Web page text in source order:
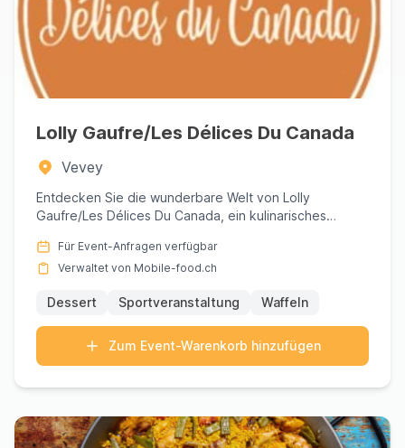
Lolly Gaufre/Les Délices Du Canada
Vevey
Entdecken Sie die wunderbare Welt von Lolly
Gaufre/Les Délices Du Canada, ein kulinarisches
Für Event-Anfragen verfügbar
Verwaltet von Mobile-food.ch
Dessert Sportveranstaltung Waffeln
Zum Event-Warenkorb hinzufügen